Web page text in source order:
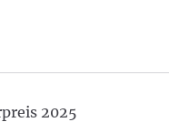
2025